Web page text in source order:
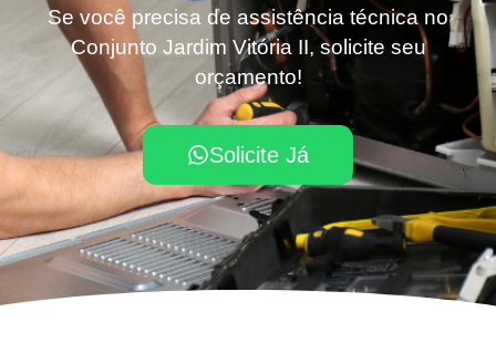
Se você precisa de assistência técnica no
Conjunto Jardim Vitória II, solicite seu
orçamento!
Solicite Já